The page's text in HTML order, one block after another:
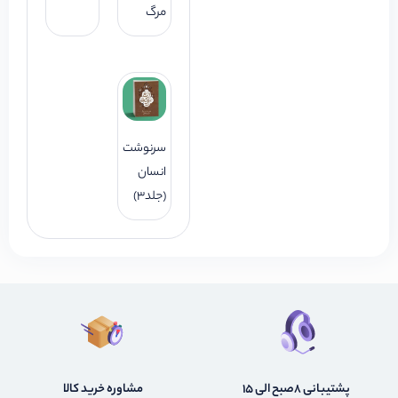
مرگ
سرنوشت
انسان
(جلد3)
پشتیبانی 8صبح الی 15 مشاوره خرید کالا